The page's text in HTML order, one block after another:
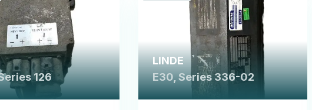
126
LINDE
E30, Series 336-02